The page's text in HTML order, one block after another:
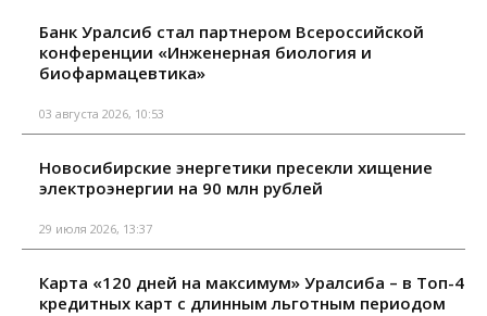
Банк Уралсиб стал партнером Всероссийской
конференции «Инженерная биология и
биофармацевтика»
03 августа 2026, 10:53
Новосибирские энергетики пресекли хищение
электроэнергии на 90 млн рублей
29 июля 2026, 13:37
Карта «120 дней на максимум» Уралсиба – в Топ-4
кредитных карт с длинным льготным периодом